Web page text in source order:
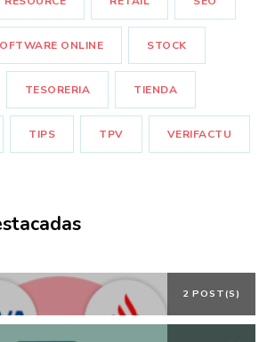
ONLINE STOCK
TESORERIA TIENDA
TIPS TPV VERIFACTU
2 POST(S)